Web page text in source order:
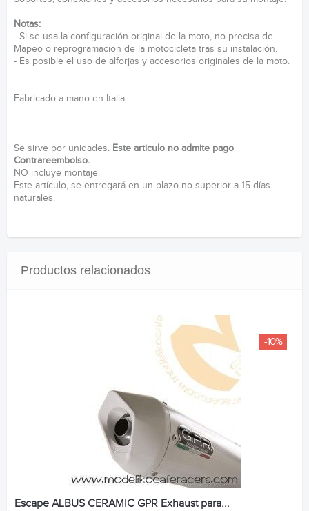
Notas:
- Si se usa la configuración original de la moto, no precisa de
Mapeo o reprogramacion de la motocicleta tras su instalación.
- Es posible el uso de alforjas y accesorios originales de la moto.
Fabricado a mano en Italia
Se sirve por unidades. Este articulo no admite pago
Contrareembolso.
NO incluye montaje.
Este artículo, se entregará en un plazo no superior a 15 días
naturales.
Productos relacionados
-10%
Escape ALBUS CERAMIC GPR Exhaust para...